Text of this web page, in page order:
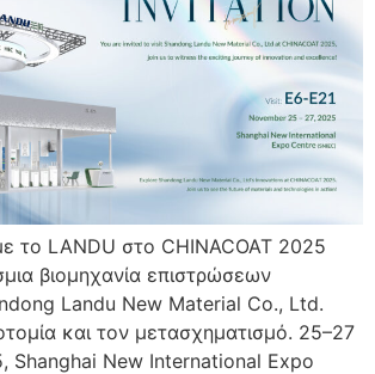
το LANDU στο CHINACOAT 2025
βιομηχανία επιστρώσεων
Landu New Material Co., Ltd.
και τον μετασχηματισμό. 25–27
Shanghai New International Expo